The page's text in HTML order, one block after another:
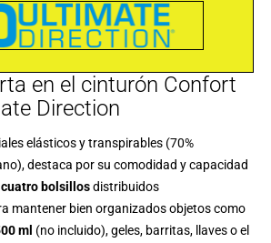
en el cinturón Confort
Direction
elásticos y transpirables (70%
destaca por su comodidad y capacidad
cuatro bolsillosdistribuidos
mantener bien organizados objetos como
ml (no incluido), geles, barritas, llaves o el